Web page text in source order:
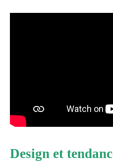
Design et